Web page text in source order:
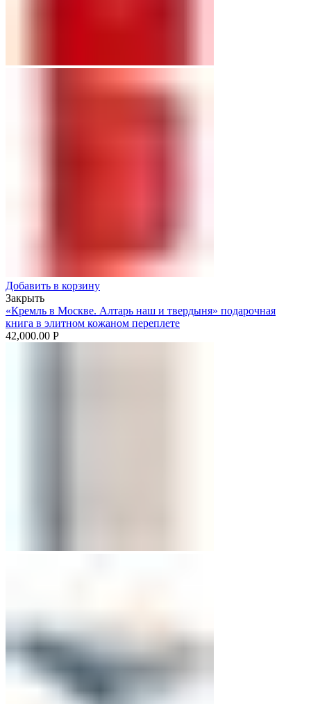
Добавить в корзину
Закрыть
«Кремль в Москве. Алтарь наш и твердыня» подарочная
книга в элитном кожаном переплете
42,000.00 Р